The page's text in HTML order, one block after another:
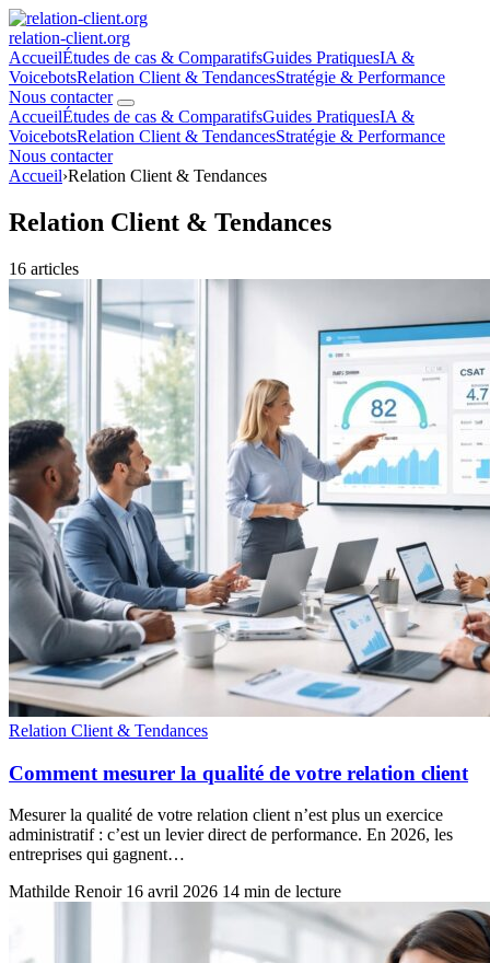
relation-client.org
AccueilÉtudes de cas & ComparatifsGuides PratiquesIA &
VoicebotsRelation Client & TendancesStratégie & Performance
Nous contacter
AccueilÉtudes de cas & ComparatifsGuides PratiquesIA &
VoicebotsRelation Client & TendancesStratégie & Performance
Nous contacter
Accueil›Relation Client & Tendances
Relation Client & Tendances
16 articles
Relation Client & Tendances
Comment mesurer la qualité de votre relation client
Mesurer la qualité de votre relation client n’est plus un exercice
administratif : c’est un levier direct de performance. En 2026, les
entreprises qui gagnent…
Mathilde Renoir 16 avril 2026 14 min de lecture